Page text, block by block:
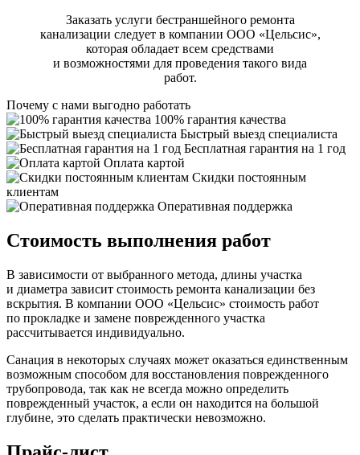
Заказать услуги бестраншейного ремонта
канализации следует в компании ООО «Цельсис»,
которая обладает всем средствами
и возможностями для проведения такого вида
работ.
Почему с нами выгодно работать
100% гарантия качества
Быстрый выезд специалиста
Бесплатная гарантия на 1 год
Оплата картой
Скидки постоянным
клиентам
Оперативная поддержка
Стоимость выполнения работ
В зависимости от выбранного метода, длины участка
и диаметра зависит стоимость ремонта канализации без
вскрытия. В компании ООО «Цельсис» стоимость работ
по прокладке и замене поврежденного участка
рассчитывается индивидуально.
Санация в некоторых случаях может оказаться единственным
возможным способом для восстановления поврежденного
трубопровода, так как не всегда можно определить
поврежденный участок, а если он находится на большой
глубине, это сделать практически невозможно.